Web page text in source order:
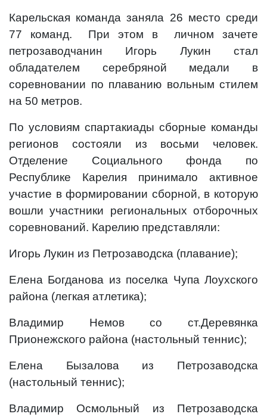
Карельская команда заняла 26 место среди
77 команд. При этом в личном зачете
петрозаводчанин Игорь Лукин стал
обладателем серебряной медали в
соревновании по плаванию вольным стилем
на 50 метров.
По условиям спартакиады сборные команды
регионов состояли из восьми человек.
Отделение Социального фонда по
Республике Карелия принимало активное
участие в формировании сборной, в которую
вошли участники региональных отборочных
соревнований. Карелию представляли:
Игорь Лукин из Петрозаводска (плавание);
Елена Богданова из поселка Чупа Лоухского
района (легкая атлетика);
Владимир Немов со ст.Деревянка
Прионежского района (настольный теннис);
Елена Бызалова из Петрозаводска
(настольный теннис);
Владимир Осмольный из Петрозаводска